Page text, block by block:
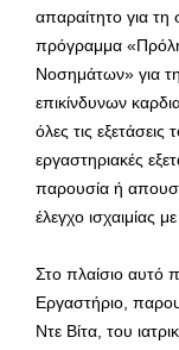
απαραίτητο για
πρόγραμμα
Νοσημάτων» για
επικίνδυνων
όλες τις
εργαστηριακές
παρουσία ή
έλεγχο ισχαιμίας
Στο πλαίσιο αυτό
Εργαστήριο,
Ντε Βίτα, του